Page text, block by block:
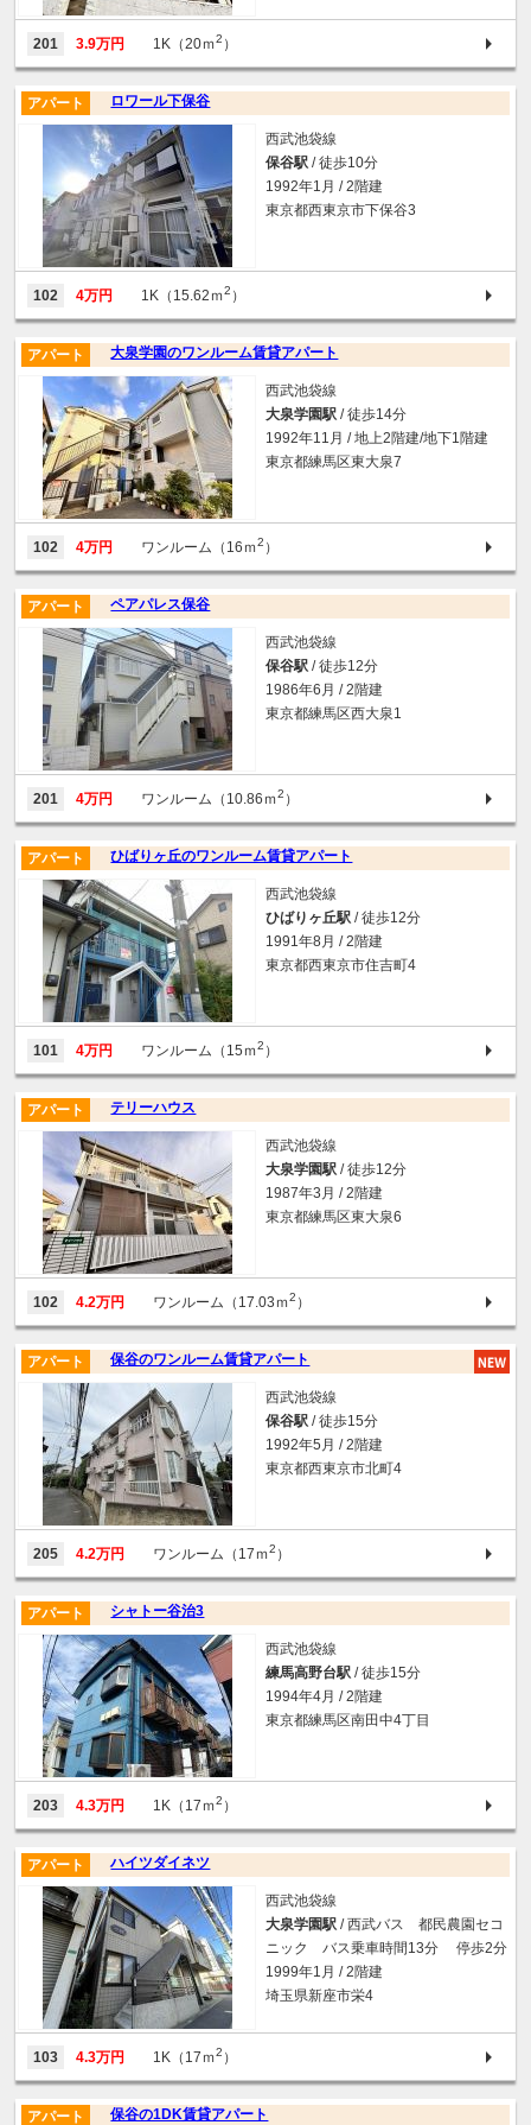
201 3.9万円 1K（20ｍ2 ）
ロワール下保谷
アパート
西武池袋線
保谷駅 / 徒歩10分
1992年1月 / 2階建
東京都西東京市下保谷3
102 4万円 1K（15.62ｍ2 ）
大泉学園のワンルーム賃貸アパート
アパート
西武池袋線
大泉学園駅 / 徒歩14分
1992年11月 / 地上2階建/地下1階建
東京都練馬区東大泉7
102 4万円 ワンルーム（16ｍ2 ）
ペアパレス保谷
アパート
西武池袋線
保谷駅 / 徒歩12分
1986年6月 / 2階建
東京都練馬区西大泉1
201 4万円 ワンルーム（10.86ｍ2 ）
ひばりヶ丘のワンルーム賃貸アパート
アパート
西武池袋線
ひばりヶ丘駅 / 徒歩12分
1991年8月 / 2階建
東京都西東京市住吉町4
101 4万円 ワンルーム（15ｍ2 ）
テリーハウス
アパート
西武池袋線
大泉学園駅 / 徒歩12分
1987年3月 / 2階建
東京都練馬区東大泉6
102 4.2万円 ワンルーム（17.03ｍ2 ）
保谷のワンルーム賃貸アパート
アパート
西武池袋線
保谷駅 / 徒歩15分
1992年5月 / 2階建
東京都西東京市北町4
205 4.2万円 ワンルーム（17ｍ2 ）
シャトー谷治3
アパート
西武池袋線
練馬高野台駅 / 徒歩15分
1994年4月 / 2階建
東京都練馬区南田中4丁目
203 4.3万円 1K（17ｍ2 ）
ハイツダイネツ
アパート
西武池袋線
大泉学園駅 / 西武バス 都民農園セコ
ニック バス乗車時間13分 停歩2分
1999年1月 / 2階建
埼玉県新座市栄4
103 4.3万円 1K（17ｍ2 ）
保谷の1DK賃貸アパート
アパート